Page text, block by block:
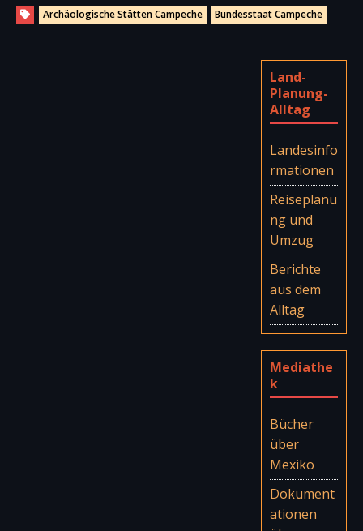
Archäologische Stätten Campeche Bundesstaat Campeche
Land-
Planung-
Alltag
Landesinfo
rmationen
Reiseplanu
ng und
Umzug
Berichte
aus dem
Alltag
Mediathe
k
Bücher
über
Mexiko
Dokument
ationen